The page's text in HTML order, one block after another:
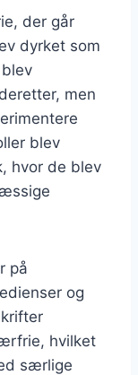
der går
dyrket som
men
blev
hvor de blev
på
og
hvilket
særlige